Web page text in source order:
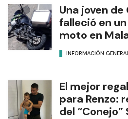
Una joven
falleció en
moto en
INFORMACIÓN GENERAL
El mejor
para Renzo:
del “Conejo”